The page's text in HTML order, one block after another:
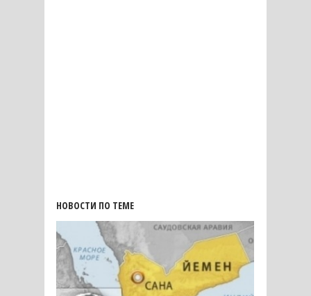
НОВОСТИ ПО ТЕМЕ